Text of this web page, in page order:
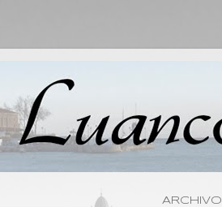
ARCHIVO